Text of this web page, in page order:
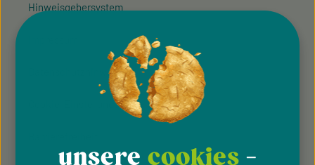
Hinweisgeber­system
Datenschutzhinweise
Cookie-Einstellungen
unsere cookies -